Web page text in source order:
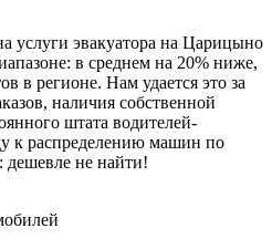
эвакуатора на Царицыно
в среднем на 20% ниже,
в регионе. Нам удается это за
наличия собственной
штата водителей-
к распределению машин по
дешевле не найти!